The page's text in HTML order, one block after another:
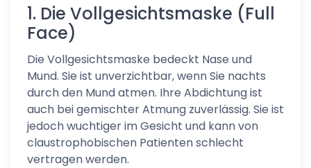
1. Die Vollgesichtsmaske (Full
Face)
Die Vollgesichtsmaske bedeckt Nase und
Mund. Sie ist unverzichtbar, wenn Sie nachts
durch den Mund atmen. Ihre Abdichtung ist
auch bei gemischter Atmung zuverlässig. Sie ist
jedoch wuchtiger im Gesicht und kann von
claustrophobischen Patienten schlecht
vertragen werden.